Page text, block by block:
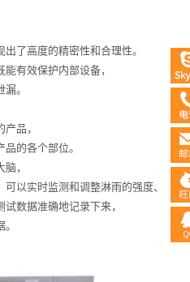
了高度的精密性和合理性。
有效保护内部设备，
。
品，
的各个部位。
，
以实时监测和调整淋雨的强度、
数据准确地记录下来，